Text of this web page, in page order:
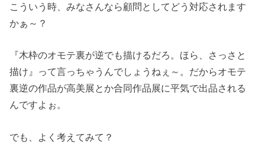
こういう時、みなさんなら顧問としてどう対応されます
かぁ～？
『木枠のオモテ裏が逆でも描けるだろ。ほら、さっさと
描け』って言っちゃうんでしょうねぇ～。だからオモテ
裏逆の作品が高美展とか合同作品展に平気で出品される
んですよぉ。
でも、よく考えてみて？